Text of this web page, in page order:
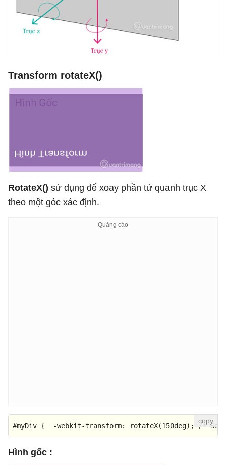
Transform rotateX()
RotateX() sử dụng để xoay phần tử quanh trục X
theo một góc xác định.
#myDiv {  -webkit-transform: rotateX(150deg); /*
Hình gốc :